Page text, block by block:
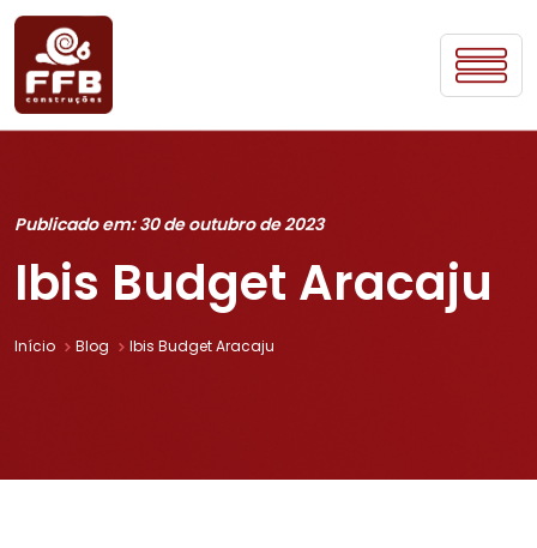
Publicado em: 30 de outubro de 2023
Ibis Budget Aracaju
Início Blog Ibis Budget Aracaju